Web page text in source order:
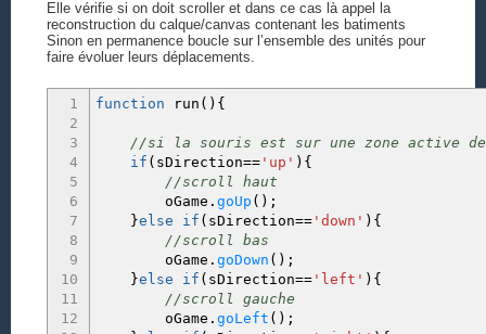
31
32
33
35
36
37
38
39
40
41
42
43
44
45
46
47
//on créé ici une mine d'or sur la map
var oBuild=new Build('or','img3/mine-
oBuild.x=17;
oBuild.build();
oGame.tBuild.push ( oBuild);
//on affiche les batiments sur la carte
oGame.rebuild( ) ;
//on affiche les ressouces de départ
oGame.buildRessource
//on affiche les zones réactives
//pour scroller la map avec la souris
oGame.drawDirection
Elle vérifie si on doit scroller et dans ce cas là appel la
reconstruction du calque/canvas contenant les batiments
Sinon en permanence boucle sur l’ensemble des unités pour
faire évoluer leurs déplacements.
1
2
3
4
5
6
7
8
9
10
11
12
function run ( ) {
//si la souris est sur une zone active
if ( sDirection=='up' ) {
//scroll haut
oGame. goUp ( ) ;
}else if ( sDirection=='down' ) {
//scroll bas
oGame. goDown ( ) ;
}else if ( sDirection=='left' ) {
//scroll gauche
oGame. goLeft ( ) ;